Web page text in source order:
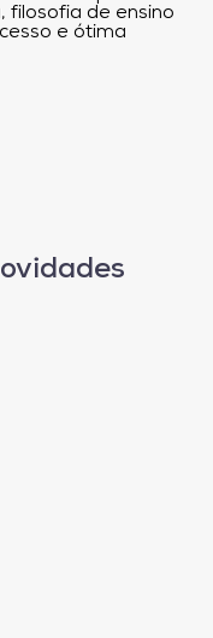
filosofia de ensino
e ótima